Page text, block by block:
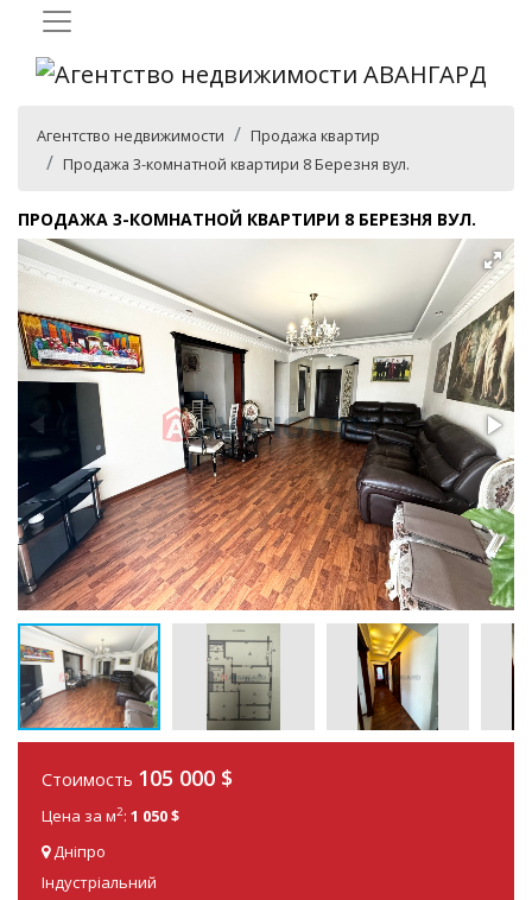
Агентство недвижимости
Продажа квартир
Продажа 3-комнатной квартири 8 Березня вул.
ПРОДАЖА 3-КОМНАТНОЙ КВАРТИРИ 8 БЕРЕЗНЯ ВУЛ.
Стоимость 105 000 $
Цена за м2: 1 050 $
Дніпро
Індустріальний